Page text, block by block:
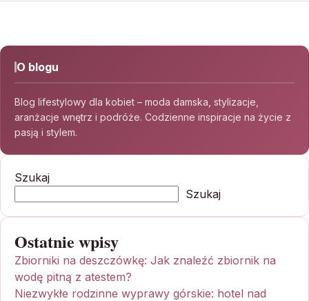
O blogu
Blog lifestylowy dla kobiet – moda damska, stylizacje,
aranżacje wnętrz i podróże. Codzienne inspiracje na życie z
pasją i stylem.
Szukaj
Szukaj
Ostatnie wpisy
Zbiorniki na deszczówkę: Jak znaleźć zbiornik na
wodę pitną z atestem?
Niezwykłe rodzinne wyprawy górskie: hotel nad